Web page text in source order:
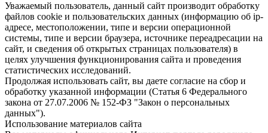
Уважаемый пользователь, данный сайт производит обработку
файлов cookie и пользовательских данных (информацию об ip-
адресе, местоположении, типе и версии операционной
системы, типе и версии браузера, источнике переадресации на
сайт, и сведения об открытых страницах пользователя) в
целях улучшения функционирования сайта и проведения
статистических исследований.
Продолжая использовать сайт, вы даете согласие на сбор и
обработку указанной информации (Статья 6 Федерального
закона от 27.07.2006 № 152-ФЗ "Закон о персональных
данных").
Использование материалов сайта